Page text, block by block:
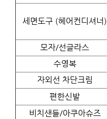
세면도구 (헤어컨디셔너)
모자/선글라스
수영복
자외선 차단크림
편한신발
비치샌들/아쿠아슈즈